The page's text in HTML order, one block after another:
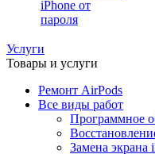
iPhone от
пароля
Услуги
Товары и услуги
Ремонт AirPods
Все виды работ
Программное
Замена экрана